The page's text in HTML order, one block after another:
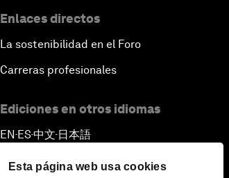
Esta página web usa cookies
Enlaces directos
La sostenibilidad en el Foro
Carreras profesionales
Ediciones en otros idiomas
EN ▪ ES▪中文▪ 日本語